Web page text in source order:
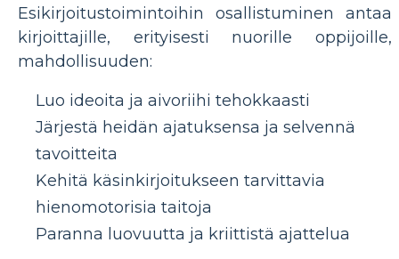
Esikirjoitustoimintoihin osallistuminen antaa
kirjoittajille, erityisesti nuorille oppijoille,
mahdollisuuden:
Luo ideoita ja aivoriihi tehokkaasti
Järjestä heidän ajatuksensa ja selvennä
tavoitteita
Kehitä käsinkirjoitukseen tarvittavia
hienomotorisia taitoja
Paranna luovuutta ja kriittistä ajattelua